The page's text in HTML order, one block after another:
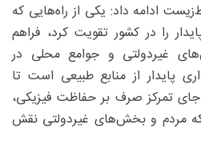
ادامه داد: یکی از راه‌هایی که
را در کشور تقویت کرد، فراهم
غیردولتی و جوامع محلی در
پایدار از منابع طبیعی است تا
جای تمرکز صرف بر حفاظت فیزیکی،
که مردم و بخش‌های غیردولتی نقش